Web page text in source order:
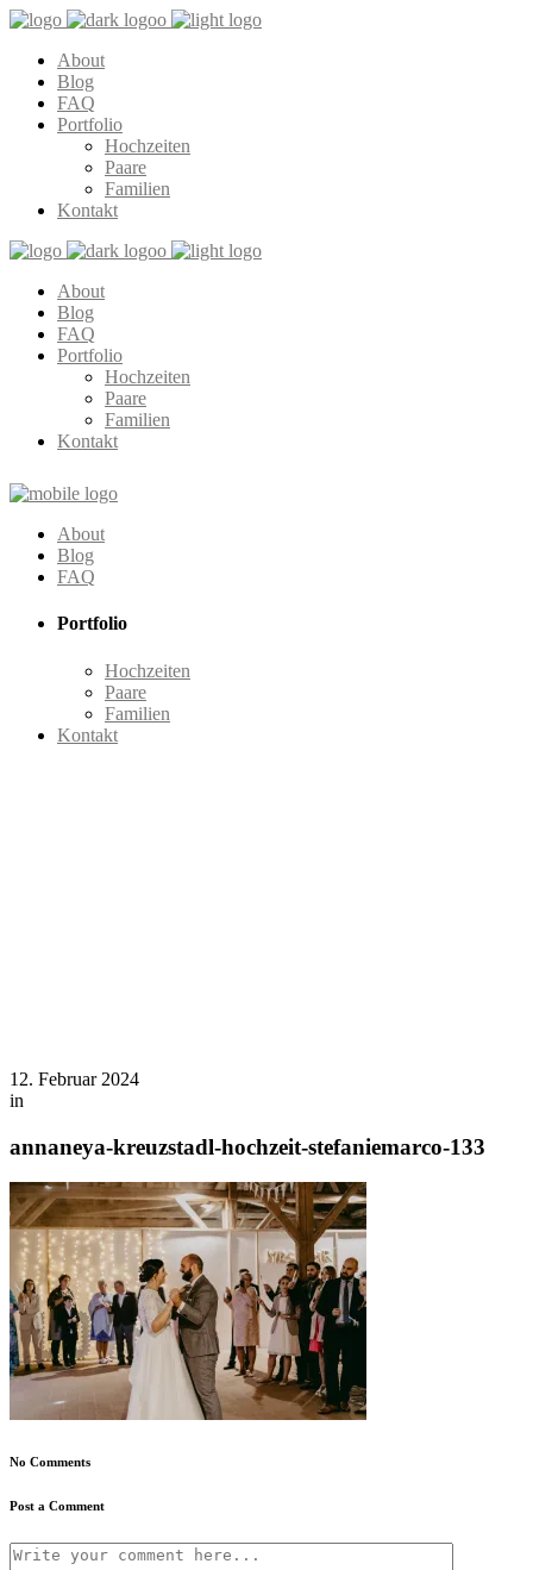
About
Blog
FAQ
Portfolio
Hochzeiten
Paare
Familien
Kontakt
About
Blog
FAQ
Portfolio
Hochzeiten
Paare
Familien
Kontakt
About
Blog
FAQ
Portfolio
Hochzeiten
Paare
Familien
Kontakt
12. Februar 2024
in
annaneya-kreuzstadl-hochzeit-stefaniemarco-133
No Comments
Post a Comment